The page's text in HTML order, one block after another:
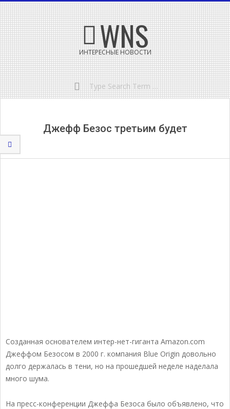
Skip
to
content
Secondary
Navigation
Menu
WNS
ИНТЕРЕСНЫЕ НОВОСТИ
Search
Джефф Безос третьим будет
Созданная основателем интер-нет-гиганта Amazon.com
Джеффом Безосом в 2000 г. компания Blue Origin довольно
долго держалась в тени, но на прошедшей неделе наделала
много шума.
На пресс-конференции Джеффа Безоса было объявлено, что